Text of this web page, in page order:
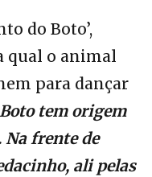
do Boto’,
qual o animal
para dançar
Boto tem origem
Na frente de
ali pelas